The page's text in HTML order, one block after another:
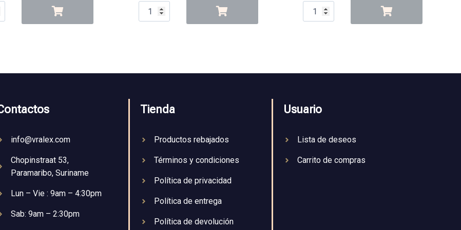
info@vralex.com
Chopinstraat 53,
Paramaribo, Suriname
Lun – Vie : 9am – 4:30pm
Sab: 9am – 2:30pm
Tienda
Productos rebajados
Términos y condiciones
Política de privacidad
Política de entrega
Política de devolución
Usuario
Lista de deseos
Carrito de compras